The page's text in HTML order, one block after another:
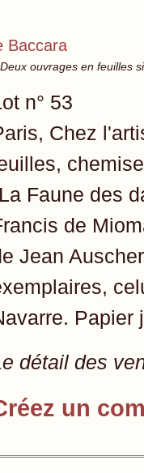
Baccara
ouvrages en feuilles
n° 53
Chez
Faune des
de
Jean
Papier
détail des
un